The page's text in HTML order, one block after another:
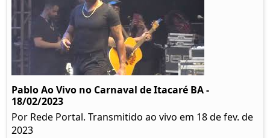
Pablo Ao Vivo no Carnaval de Itacaré BA -
18/02/2023
Por Rede Portal. Transmitido ao vivo em 18 de fev. de
2023